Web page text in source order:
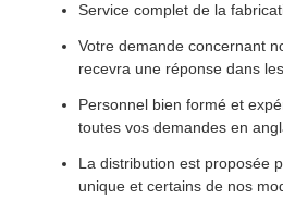
Service complet de la
Votre demande concernant
recevra une réponse dans
Personnel bien formé et
toutes vos demandes en
La distribution est proposée
unique et certains de nos